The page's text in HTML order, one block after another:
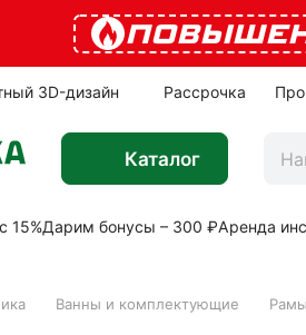
3D-дизайн Рассрочка
Каталог
15%Дарим бонусы – 300 ₽Аренда
Ванны и комплектующие